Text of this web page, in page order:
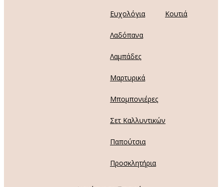
Ευχολόγια Κουτιά
Λαδόπανα
Λαμπάδες
Μαρτυρικά
Μπομπονιέρες
Σετ Καλλυντικών
Παπούτσια
Προσκλητήρια